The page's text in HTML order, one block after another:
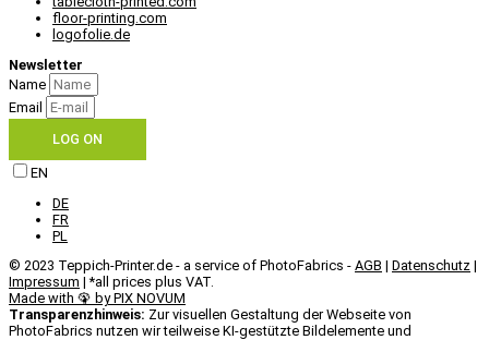
floor-printing.com
logofolie.de
Newsletter
Name
Email
LOG ON
EN
DE
FR
PL
© 2023 Teppich-Printer.de - a service of PhotoFabrics - AGB | Datenschutz |
Impressum | *all prices plus VAT.
Made with 🦚 by PIX NOVUM
Transparenzhinweis: Zur visuellen Gestaltung der Webseite von
PhotoFabrics nutzen wir teilweise KI-gestützte Bildelemente und